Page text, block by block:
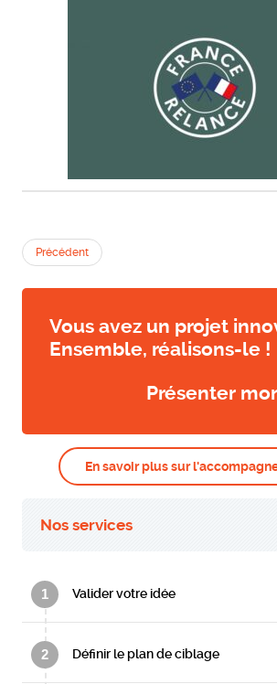
Précédent
Vous avez un projet
Ensemble, réalisons-le !
Présenter
En savoir plus sur
Nos services
1 Valider votre idée
2 Définir le plan de ciblage